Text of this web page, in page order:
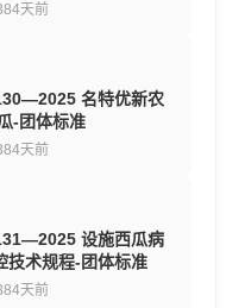
天前
名特优新农
-团体标准
天前
设施西瓜病
技术规程-团体标准
天前